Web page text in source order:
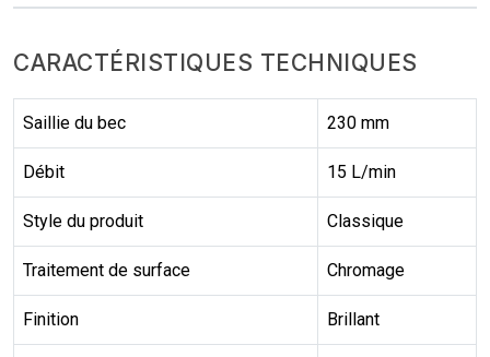
CARACTÉRISTIQUES TECHNIQUES
Saillie du bec 230 mm
Débit 15 L/min
Style du produit Classique
Traitement de surface Chromage
Finition Brillant